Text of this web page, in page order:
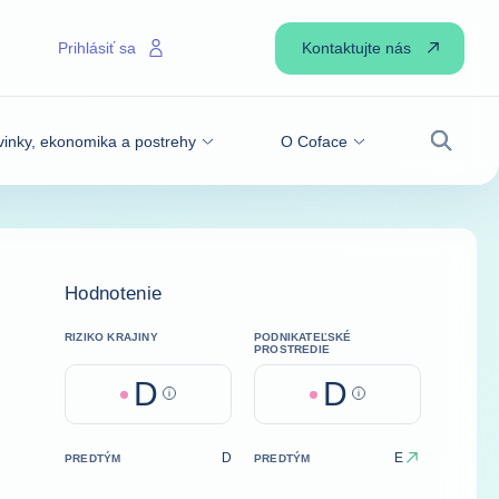
ekonomika a postrehy O Coface
Prihlásiť sa Kontaktujte nás
Hodnotenie
RIZIKO KRAJINY
D Help
PODNIKATEĽSKÉ
PROSTREDIE
D Help
PREDTÝM D PREDTÝM E